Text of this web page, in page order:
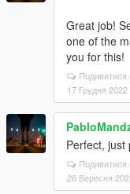
Great job!
one of the
you for this!
Подивитися
17 Грудня 2022
Perfect, just
Подивитися
26 Вересня